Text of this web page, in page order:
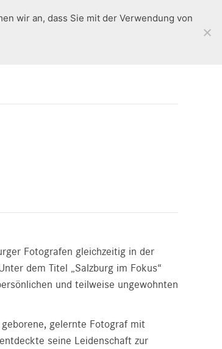
Fotografen gleichzeitig in der
dem Titel „Salzburg im Fokus“
und teilweise ungewohnten
gelernte Fotograf mit
seine Leidenschaft zur
wir an, dass Sie mit der Verwendung von